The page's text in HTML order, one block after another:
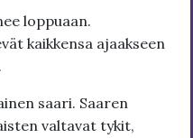
loppuaan.
kaikkensa ajaakseen
saari. Saaren
valtavat tykit,